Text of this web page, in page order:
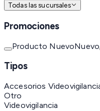
Todas las sucursales
Promociones
Producto NuevoNuevo
Tipos
Accesorios
Otro
Videovigilancia